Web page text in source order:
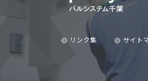
リンク集 サイト